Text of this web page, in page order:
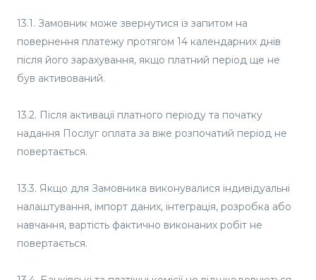
13.1. Замовник може звернутися із запитом на
повернення платежу протягом 14 календарних днів
після його зарахування, якщо платний період ще не
був активований.
13.2. Після активації платного періоду та початку
надання Послуг оплата за вже розпочатий період не
повертається.
13.3. Якщо для Замовника виконувалися індивідуальні
налаштування, імпорт даних, інтеграція, розробка або
навчання, вартість фактично виконаних робіт не
повертається.